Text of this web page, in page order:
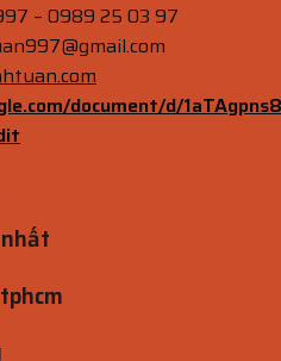
– 0989 25 03 97
document/d/